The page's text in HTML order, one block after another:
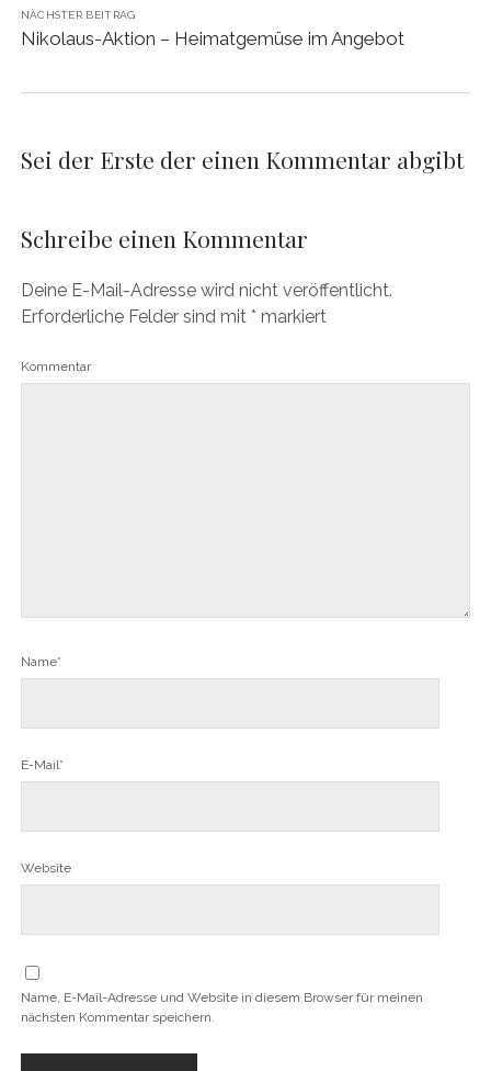
NÄCHSTER BEITRAG
Nikolaus-Aktion – Heimatgemüse im Angebot
Sei der Erste der einen Kommentar abgibt
Schreibe einen Kommentar
Deine E-Mail-Adresse wird nicht veröffentlicht.
Erforderliche Felder sind mit * markiert
Kommentar
Name*
E-Mail*
Website
Name, E-Mail-Adresse und Website in diesem Browser für meinen
nächsten Kommentar speichern.